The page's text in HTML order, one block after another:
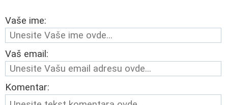
Vaše ime:
Vaš email:
Komentar: